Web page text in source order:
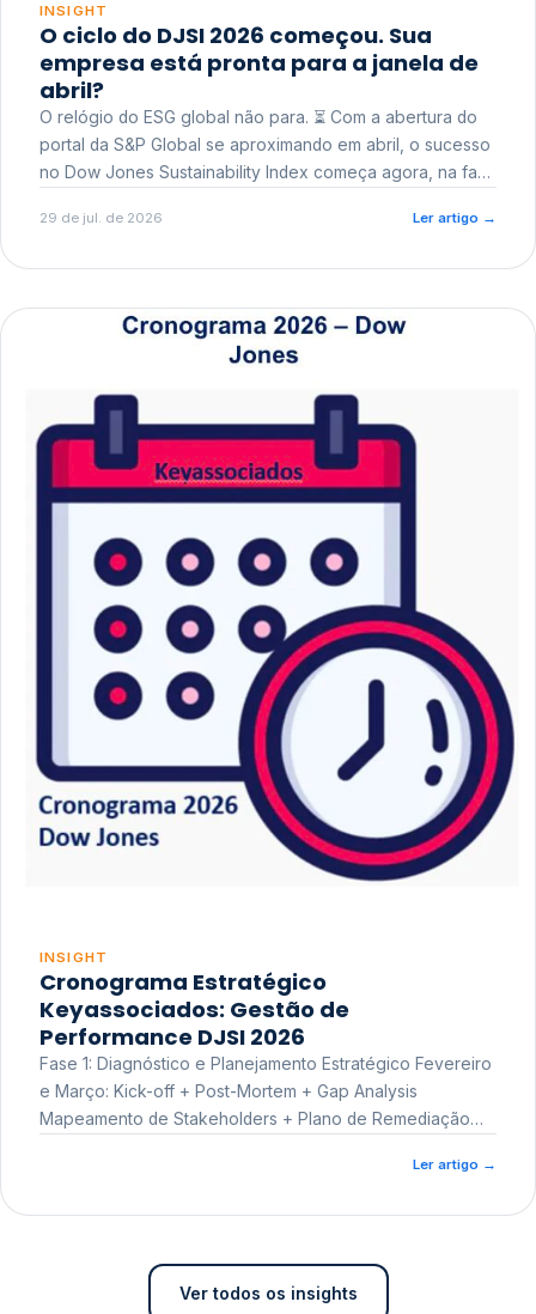
INSIGHT
O ciclo do DJSI 2026 começou. Sua
empresa está pronta para a janela de
abril?
O relógio do ESG global não para. ⏳ Com a abertura do
portal da S&P Global se aproximando em abril, o sucesso
no Dow Jones Sustainability Index começa agora, na fase
29 de jul. de 2026 Ler artigo →
INSIGHT
Cronograma Estratégico
Keyassociados: Gestão de
Performance DJSI 2026
Fase 1: Diagnóstico e Planejamento Estratégico Fevereiro
e Março: Kick-off + Post-Mortem + Gap Analysis
Mapeamento de Stakeholders + Plano de Remediação
Ler artigo →
Ver todos os insights